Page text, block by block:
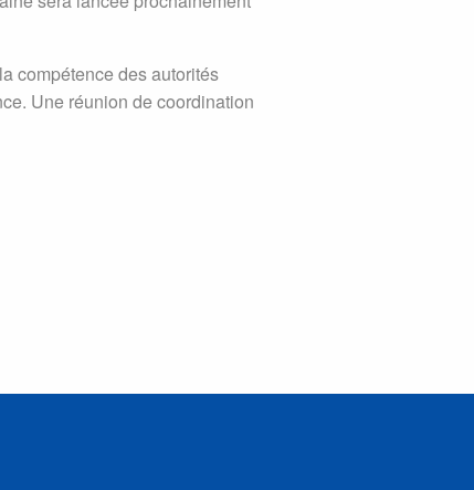
compétence des autorités
Une réunion de coordination